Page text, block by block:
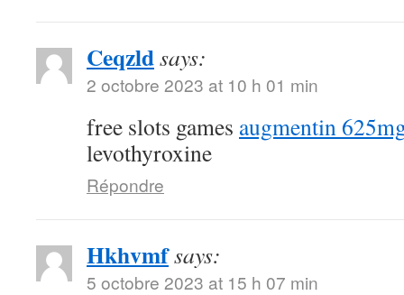
Ceqzldsays:
2 octobre 2023 at 10 h 01 min
free slots games augmentin
levothyroxine
Répondre
Hkhvmfsays:
5 octobre 2023 at 15 h 07 min